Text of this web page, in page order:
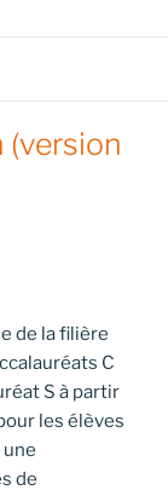
(version
de la filière
C
S à partir
les élèves
de